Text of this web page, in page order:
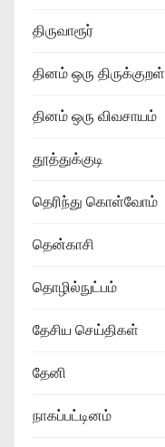
திருவாரூர்
தினம் ஒரு திருக்குறள்
தினம் ஒரு விவசாயம்
தூத்துக்குடி
தெரிந்து கொள்வோம்
தென்காசி
தொழில்நுட்பம்
தேசிய செய்திகள்
தேனி
நாகப்பட்டினம்